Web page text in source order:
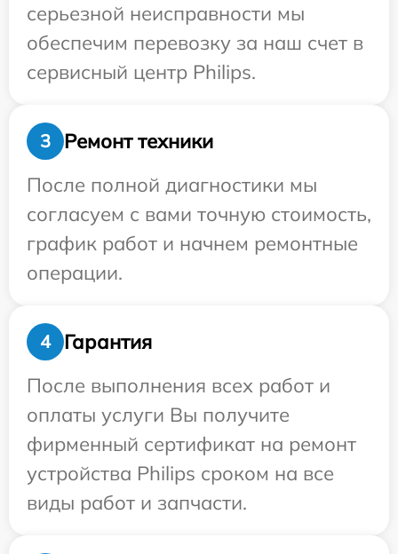
серьезной неисправности мы
обеспечим перевозку за наш счет в
сервисный центр Philips.
3
Ремонт техники
После полной диагностики мы
согласуем с вами точную стоимость,
график работ и начнем ремонтные
операции.
4
Гарантия
После выполнения всех работ и
оплаты услуги Вы получите
фирменный сертификат на ремонт
устройства Philips сроком на все
виды работ и запчасти.